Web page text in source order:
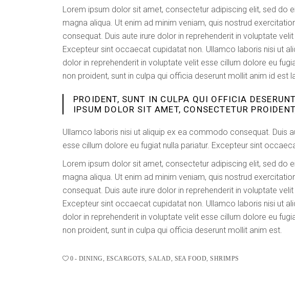
Lorem ipsum dolor sit amet, consectetur adipiscing elit, sed do
magna aliqua. Ut enim ad minim veniam, quis nostrud
consequat. Duis aute irure dolor in reprehenderit in voluptate
Excepteur sint occaecat cupidatat non. Ullamco laboris nisi ut
dolor in reprehenderit in voluptate velit esse cillum dolore eu
non proident, sunt in culpa qui officia deserunt mollit anim id est
PROIDENT, SUNT IN CULPA QUI OFFICIA
IPSUM DOLOR SIT AMET, CONSECTETUR
Ullamco laboris nisi ut aliquip ex ea commodo consequat. Duis
esse cillum dolore eu fugiat nulla pariatur. Excepteur sint
Lorem ipsum dolor sit amet, consectetur adipiscing elit, sed do
magna aliqua. Ut enim ad minim veniam, quis nostrud
consequat. Duis aute irure dolor in reprehenderit in voluptate
Excepteur sint occaecat cupidatat non. Ullamco laboris nisi ut
dolor in reprehenderit in voluptate velit esse cillum dolore eu
non proident, sunt in culpa qui officia deserunt mollit anim est.
0 DINING, ESCARGOTS,SALAD, SEA FOOD,SHRIMPS